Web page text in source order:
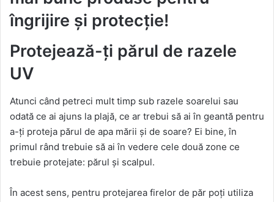
îngrijire și protecție!
Protejează-ți părul de razele
UV
Atunci când petreci mult timp sub razele soarelui sau
odată ce ai ajuns la plajă, ce ar trebui să ai în geantă pentru
a-ți proteja părul de apa mării și de soare? Ei bine, în
primul rând trebuie să ai în vedere cele două zone ce
trebuie protejate: părul și scalpul.
În acest sens, pentru protejarea firelor de păr poți utiliza